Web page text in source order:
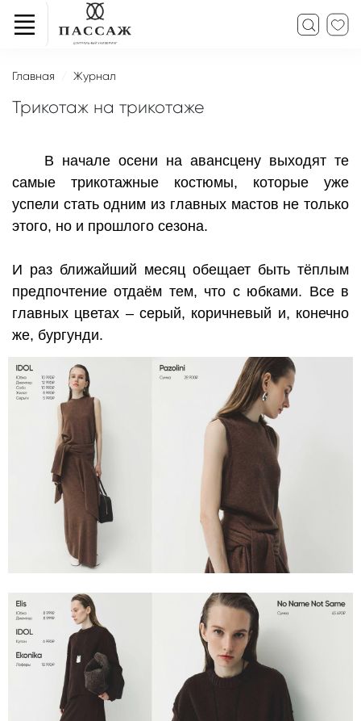
Главная Журнал
Трикотаж на трикотаже
В начале осени на авансцену выходят те
самые трикотажные костюмы, которые уже
успели стать одним из главных мастов не только
этого, но и прошлого сезона.
И раз ближайший месяц обещает быть тёплым
предпочтение отдаём тем, что с юбками. Все в
главных цветах – серый, коричневый и, конечно
же, бургунди.